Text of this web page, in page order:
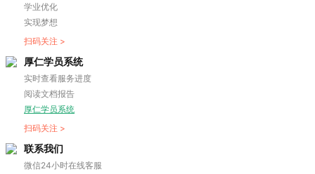
学业优化
实现梦想
扫码关注 >
厚仁学员系统
实时查看服务进度
阅读文档报告
厚仁学员系统
扫码关注 >
联系我们
微信24小时在线客服